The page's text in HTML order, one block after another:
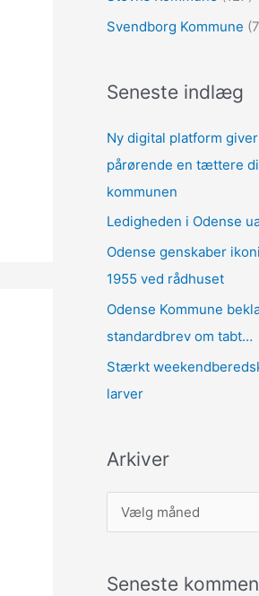
Svendborg Kommune
Seneste indlæg
Ny digital platform
pårørende en tættere
kommunen
Ledigheden i Odense
Odense genskaber
1955 ved rådhuset
Odense Kommune
standardbrev om tabt…
Stærkt
larver
Arkiver
r
iSeneste